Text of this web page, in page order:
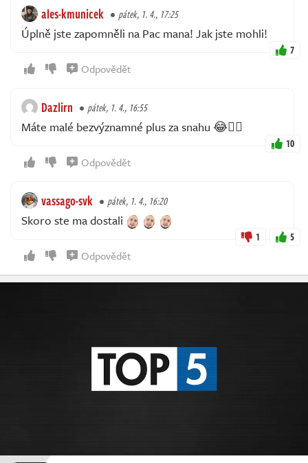
ales-kmunicek pátek, 1. 4., 17:25
Úplně jste zapomněli na Pac mana! Jak jste mohli!
7
Odpovědět
Dazlirn pátek, 1. 4., 16:55
Máte malé bezvýznamné plus za snahu 😂👍🏻
10
Odpovědět
vassago-svk pátek, 1. 4., 16:20
Skoro ste ma dostali
1 5
Odpovědět